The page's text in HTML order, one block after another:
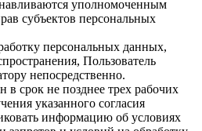
уполномоченным
субъектов персональных
персональных данных,
Пользователь
непосредственно.
в срок не позднее трех рабочих
указанного согласия
информацию об условиях